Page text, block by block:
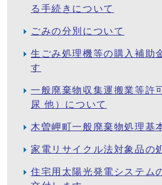
る手続きについて
ごみの分別について
生ごみ処理機等の購入補助
す
一般廃棄物収集運搬業等許
尿 他）について
木曽岬町一般廃棄物処理基
家電リサイクル法対象品の
住宅用太陽光発電システム